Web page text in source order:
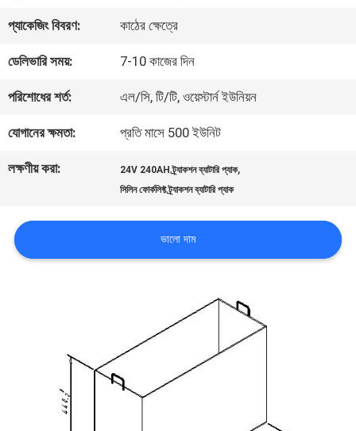
নিয়ন্ত্রণ
আমাদের
সাথে
যোগাযোগ
খবর
গোপনীয়তা
প্যাকেজিং বিবরণ: কাঠের ক্ষেত্রে
ডেলিভারি সময়: 7-10 কাজের দিন
পরিশোধের শর্ত: এল/সি, টি/টি, ওয়েস্টার্ন ইউনিয়ন
যোগানের ক্ষমতা: প্রতি মাসে 500 ইউনিট
লক্ষণীয় করা: 24V 240AH ট্র্যাকশন ব্যাটারি প্যাক,
সিলিন ফোর্কলিফ্ট ট্র্যাকশন ব্যাটারি প্যাক
ভালো দাম